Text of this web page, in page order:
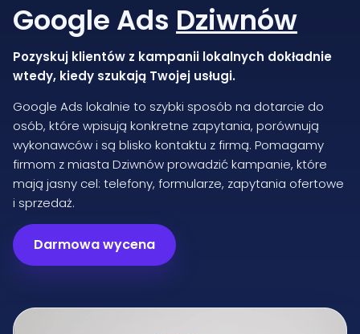
Google Ads Dziwnów
Pozyskuj klientów z kampanii lokalnych dokładnie
wtedy, kiedy szukają Twojej usługi.
Google Ads lokalnie to szybki sposób na dotarcie do
osób, które wpisują konkretne zapytania, porównują
wykonawców i są blisko kontaktu z firmą. Pomagamy
firmom z miasta Dziwnów prowadzić kampanie, które
mają jasny cel: telefony, formularze, zapytania ofertowe
i sprzedaż.
Darmowa wycena